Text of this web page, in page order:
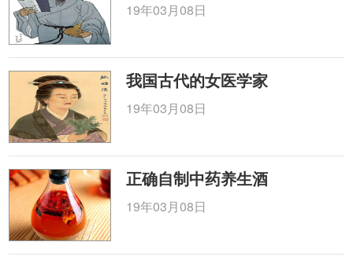
19年03月08日
我国古代的女医学家
19年03月08日
正确自制中药养生酒
19年03月08日